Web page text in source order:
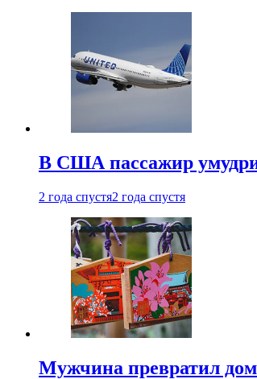
В США пассажир
2 года спустя2 года спустя
Мужчина превратил дом